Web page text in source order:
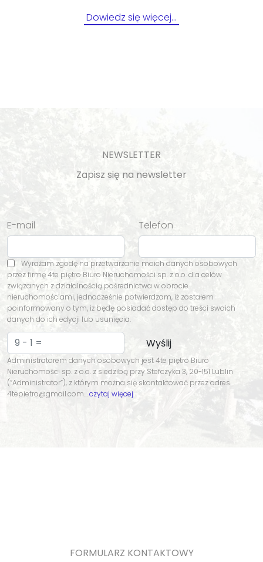
Dowiedz się więcej…
NEWSLETTER
Zapisz się na newsletter
E-mail Telefon
Wyrażam zgodę na przetwarzanie moich danych osobowych
przez firmę 4te piętro Biuro Nieruchomości sp. z o.o. dla celów
związanych z działalnością pośrednictwa w obrocie
nieruchomościami, jednocześnie potwierdzam, iż zostałem
poinformowany o tym, iż będę posiadać dostęp do treści swoich
danych do ich edycji lub usunięcia.
Administratorem danych osobowych jest 4te piętro Biuro
Nieruchomości sp. z o.o. z siedzibą przy Stefczyka 3, 20-151 Lublin
(“Administrator”), z którym można się skontaktować przez adres
4tepietro@gmail.com…czytaj więcej
FORMULARZ KONTAKTOWY